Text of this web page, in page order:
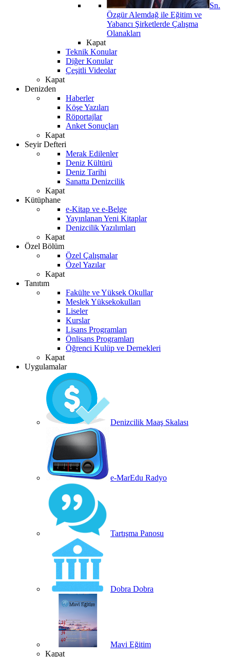
Sn.
Özgür Alemdağ ile Eğitim ve
Yabancı Şirketlerde Çalışma
Olanakları
Kapat
Teknik Konular
Diğer Konular
Çeşitli Videolar
Kapat
Denizden
Haberler
Köşe Yazıları
Röportajlar
Anket Sonuçları
Kapat
Seyir Defteri
Merak Edilenler
Deniz Kültürü
Deniz Tarihi
Sanatta Denizcilik
Kapat
Kütüphane
e-Kitap ve e-Belge
Yayınlanan Yeni Kitaplar
Denizcilik Yazılımları
Kapat
Özel Bölüm
Özel Çalışmalar
Özel Yazılar
Kapat
Tanıtım
Fakülte ve Yüksek Okullar
Meslek Yüksekokulları
Liseler
Kurslar
Lisans Programları
Önlisans Programları
Öğrenci Kulüp ve Dernekleri
Kapat
Uygulamalar
Denizcilik Maaş Skalası
e-MarEdu Radyo
Tartışma Panosu
Dobra Dobra
Mavi Eğitim
Kapat